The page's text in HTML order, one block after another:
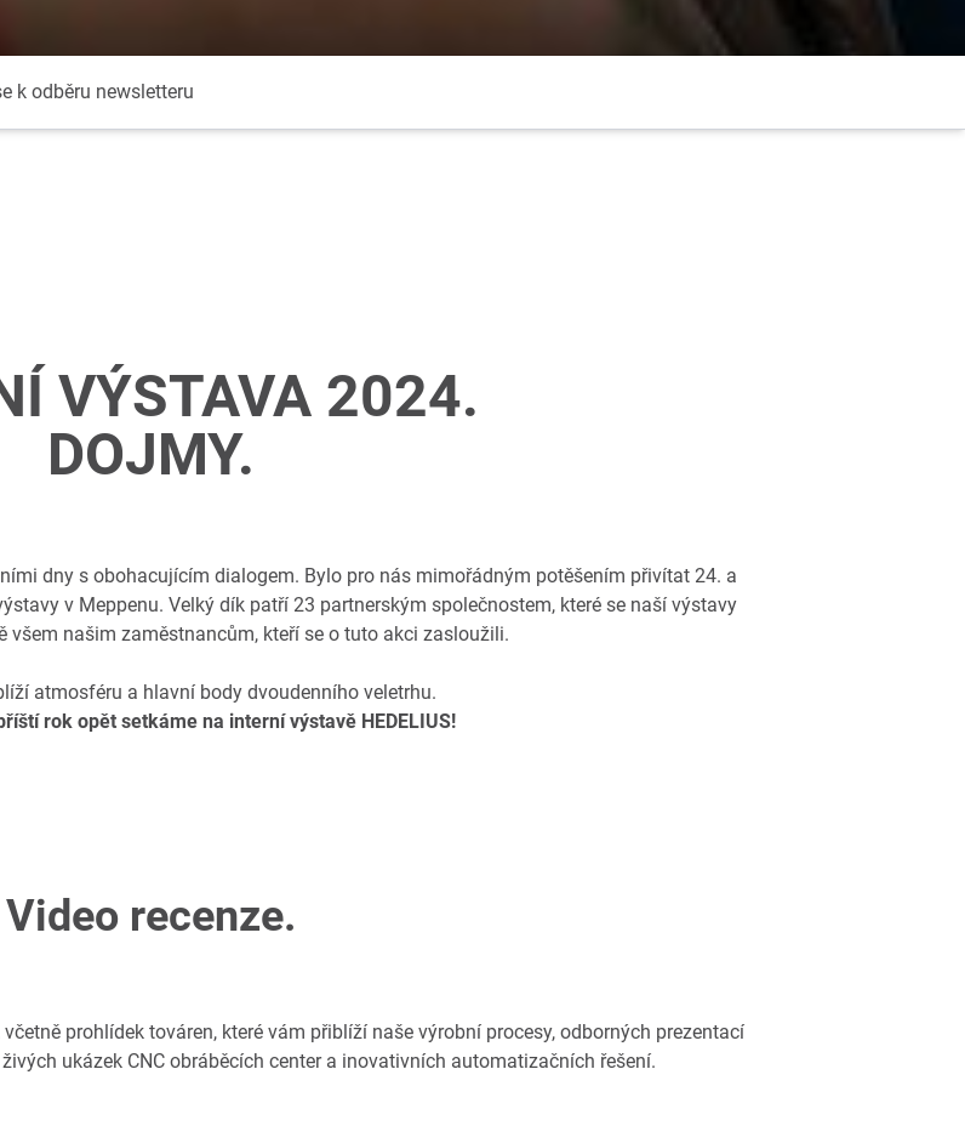
k odběru newsletteru
VÝSTAVA 2024.
DOJMY.
dny s obohacujícím dialogem. Bylo pro nás mimořádným potěšením přivítat 24. a
v Meppenu. Velký dík patří 23 partnerským společnostem, které se naší výstavy
všem našim zaměstnancům, kteří se o tuto akci zasloužili.
atmosféru a hlavní body dvoudenního veletrhu.
rok opět setkáme na interní výstavě HEDELIUS!
Video recenze.
prohlídek továren, které vám přiblíží naše výrobní procesy, odborných prezentací
ukázek CNC obráběcích center a inovativních automatizačních řešení.